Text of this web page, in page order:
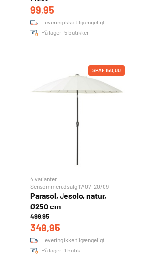
99,95
Levering ikke tilgængeligt
På lager i 5 butikker
SPAR 150,00
Parasol, Jesolo, natur,
Ø250 cm
4 varianter
Sensommerudsalg 17/07-20/09
499,95
349,95
Levering ikke tilgængeligt
På lager i 1 butik